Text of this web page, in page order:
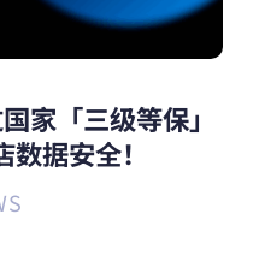
家「三级等保」
据安全！